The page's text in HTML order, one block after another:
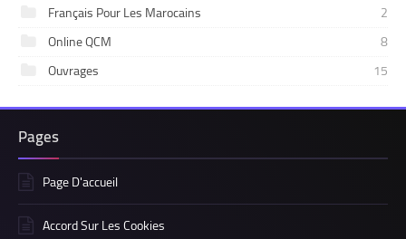
Français Pour Les Marocains
2
Online QCM
8
Ouvrages
15
Pages
Page D'accueil
Accord Sur Les Cookies